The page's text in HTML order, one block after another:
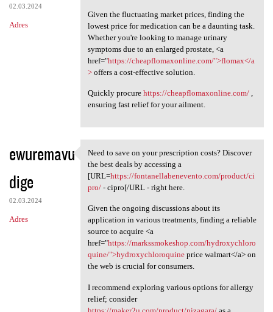
02.03.2024
Adres
Given the fluctuating market prices, finding the
lowest price for medication can be a daunting task.
Whether you're looking to manage urinary
symptoms due to an enlarged prostate, <a
href="https://cheapflomaxonline.com/">flomax</a
>offers a cost-effective solution.
Quickly procure https://cheapflomaxonline.com/,
ensuring fast relief for your ailment.
ewuremavu
dige
02.03.2024
Adres
Need to save on your
Need to save on your prescription costs? Discover
the best deals by accessing a
[URL=https://fontanellabenevento.com/product/ci
pro/- cipro[/URL - right here.
Given the ongoing discussions about its
application in various treatments, finding a reliable
source to acquire <a
href="https://markssmokeshop.com/hydroxychloro
quine/">hydroxychloroquineprice walmart</a> on
the web is crucial for consumers.
I recommend exploring various options for allergy
relief; consider